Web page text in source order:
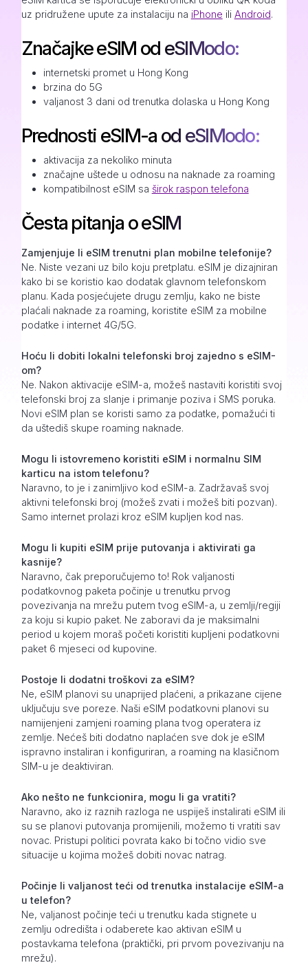
uz pridružene upute za instalaciju na iPhone ili Android.
Značajke eSIM od eSIModo:
internetski promet u Hong Kong
brzina do 5G
valjanost 3 dani od trenutka dolaska u Hong Kong
Prednosti eSIM-a od eSIModo:
aktivacija za nekoliko minuta
značajne uštede u odnosu na naknade za roaming
kompatibilnost eSIM sa širok raspon telefona
Česta pitanja o eSIM
Zamjenjuje li eSIM trenutni plan mobilne telefonije?
Ne. Niste vezani uz bilo koju pretplatu. eSIM je dizajniran
kako bi se koristio kao dodatak glavnom telefonskom
planu. Kada posjećujete drugu zemlju, kako ne biste
plaćali naknade za roaming, koristite eSIM za mobilne
podatke i internet 4G/5G.
Hoću li dobiti lokalni telefonski broj zajedno s eSIM-
om?
Ne. Nakon aktivacije eSIM-a, možeš nastaviti koristiti svoj
telefonski broj za slanje i primanje poziva i SMS poruka.
Novi eSIM plan se koristi samo za podatke, pomažući ti
da uštediš skupe roaming naknade.
Mogu li istovremeno koristiti eSIM i normalnu SIM
karticu na istom telefonu?
Naravno, to je i zanimljivo kod eSIM-a. Zadržavaš svoj
aktivni telefonski broj (možeš zvati i možeš biti pozvan).
Samo internet prolazi kroz eSIM kupljen kod nas.
Mogu li kupiti eSIM prije putovanja i aktivirati ga
kasnije?
Naravno, čak preporučujemo to! Rok valjanosti
podatkovnog paketa počinje u trenutku prvog
povezivanja na mrežu putem tvog eSIM-a, u zemlji/regiji
za koju si kupio paket. Ne zaboravi da je maksimalni
period u kojem moraš početi koristiti kupljeni podatkovni
paket 6 mjeseci od kupovine.
Postoje li dodatni troškovi za eSIM?
Ne, eSIM planovi su unaprijed plaćeni, a prikazane cijene
uključuju sve poreze. Naši eSIM podatkovni planovi su
namijenjeni zamjeni roaming plana tvog operatera iz
zemlje. Nećeš biti dodatno naplaćen sve dok je eSIM
ispravno instaliran i konfiguriran, a roaming na klasičnom
SIM-u je deaktiviran.
Ako nešto ne funkcionira, mogu li ga vratiti?
Naravno, ako iz raznih razloga ne uspiješ instalirati eSIM ili
su se planovi putovanja promijenili, možemo ti vratiti sav
novac. Pristupi politici povrata kako bi točno vidio sve
situacije u kojima možeš dobiti novac natrag.
Počinje li valjanost teći od trenutka instalacije eSIM-a
u telefon?
Ne, valjanost počinje teći u trenutku kada stignete u
zemlju odredišta i odaberete kao aktivan eSIM u
postavkama telefona (praktički, pri prvom povezivanju na
mrežu).